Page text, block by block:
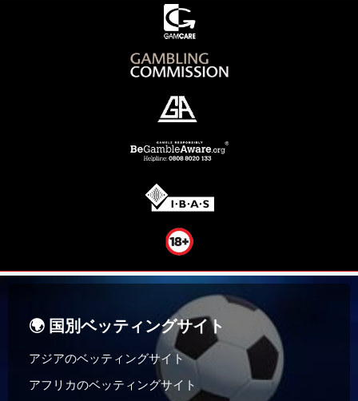
🌍 国別ベッティングサイト
アジアのベッティングサイト
アフリカのベッティングサイト